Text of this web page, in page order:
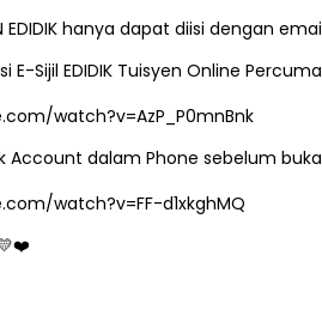
EDIDIK hanya dapat diisi dengan
E-Sijil EDIDIK Tuisyen Online
watch?v=AzP_P0mnBnk
Account dalam Phone sebelum buka
watch?v=FF-d1xkghMQ